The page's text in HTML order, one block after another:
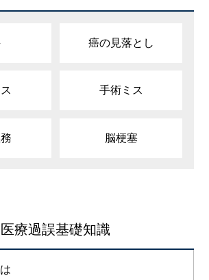
癌の見落とし
手術ミス
脳梗塞
医療過誤基礎知識